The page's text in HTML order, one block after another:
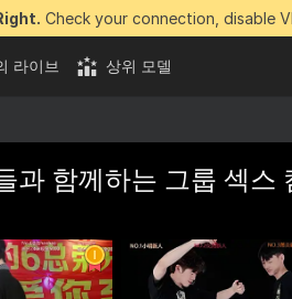
Check your connection, disable
라이브 상위 모델
과 함께하는 그룹 섹스